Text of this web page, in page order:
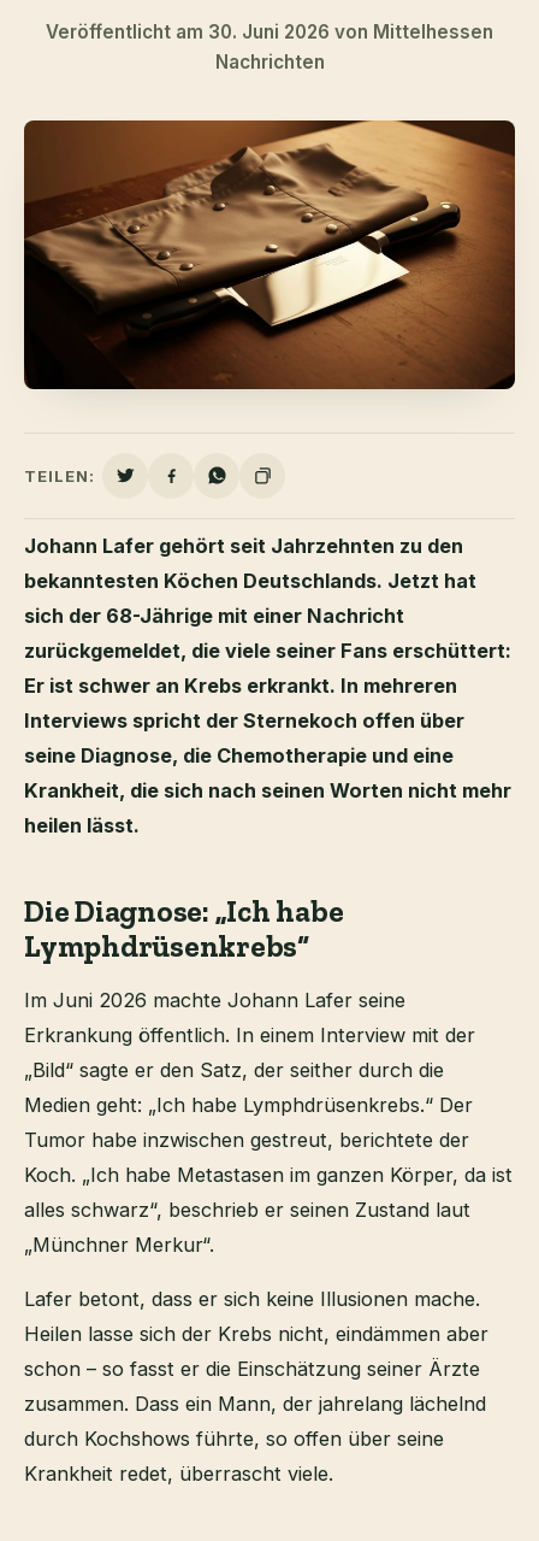
Veröffentlicht am 30. Juni 2026 von Mittelhessen
Nachrichten
TEILEN:
Johann Lafer gehört seit Jahrzehnten zu den
bekanntesten Köchen Deutschlands. Jetzt hat
sich der 68-Jährige mit einer Nachricht
zurückgemeldet, die viele seiner Fans erschüttert:
Er ist schwer an Krebs erkrankt. In mehreren
Interviews spricht der Sternekoch offen über
seine Diagnose, die Chemotherapie und eine
Krankheit, die sich nach seinen Worten nicht mehr
heilen lässt.
Die Diagnose: „Ich habe
Lymphdrüsenkrebs“
Im Juni 2026 machte Johann Lafer seine
Erkrankung öffentlich. In einem Interview mit der
„Bild“ sagte er den Satz, der seither durch die
Medien geht: „Ich habe Lymphdrüsenkrebs.“ Der
Tumor habe inzwischen gestreut, berichtete der
Koch. „Ich habe Metastasen im ganzen Körper, da ist
alles schwarz“, beschrieb er seinen Zustand laut
„Münchner Merkur“.
Lafer betont, dass er sich keine Illusionen mache.
Heilen lasse sich der Krebs nicht, eindämmen aber
schon – so fasst er die Einschätzung seiner Ärzte
zusammen. Dass ein Mann, der jahrelang lächelnd
durch Kochshows führte, so offen über seine
Krankheit redet, überrascht viele.